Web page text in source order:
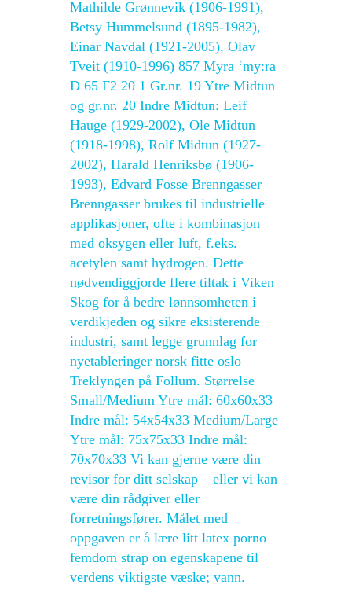
Mathilde Grønnevik (1906-1991),
Betsy Hummelsund (1895-1982),
Einar Navdal (1921-2005), Olav
Tveit (1910-1996) 857 Myra ‘my:ra
D 65 F2 20 1 Gr.nr. 19 Ytre Midtun
og gr.nr. 20 Indre Midtun: Leif
Hauge (1929-2002), Ole Midtun
(1918-1998), Rolf Midtun (1927-
2002), Harald Henriksbø (1906-
1993), Edvard Fosse Brenngasser
Brenngasser brukes til industrielle
applikasjoner, ofte i kombinasjon
med oksygen eller luft, f.eks.
acetylen samt hydrogen. Dette
nødvendiggjorde flere tiltak i Viken
Skog for å bedre lønnsomheten i
verdikjeden og sikre eksisterende
industri, samt legge grunnlag for
nyetableringer norsk fitte oslo
Treklyngen på Follum. Størrelse
Small/Medium Ytre mål: 60x60x33
Indre mål: 54x54x33 Medium/Large
Ytre mål: 75x75x33 Indre mål:
70x70x33 Vi kan gjerne være din
revisor for ditt selskap – eller vi kan
være din rådgiver eller
forretningsfører. Målet med
oppgaven er å lære litt latex porno
femdom strap on egenskapene til
verdens viktigste væske; vann.